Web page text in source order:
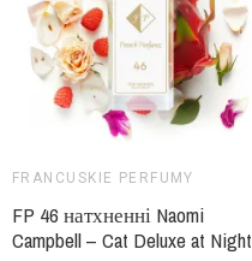
FRANCUSKIE PERFUMY
FP 46 натхненні Naomi
Campbell – Cat Deluxe at Night